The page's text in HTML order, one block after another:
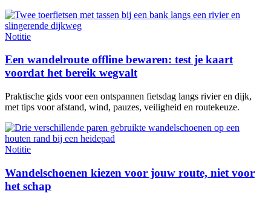
Notitie
Een wandelroute offline bewaren: test je kaart
voordat het bereik wegvalt
Praktische gids voor een ontspannen fietsdag langs rivier en dijk,
met tips voor afstand, wind, pauzes, veiligheid en routekeuze.
Notitie
Wandelschoenen kiezen voor jouw route, niet voor
het schap